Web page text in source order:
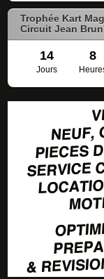
Trophée Kart Mag
Circuit Jean
14 8
Jours